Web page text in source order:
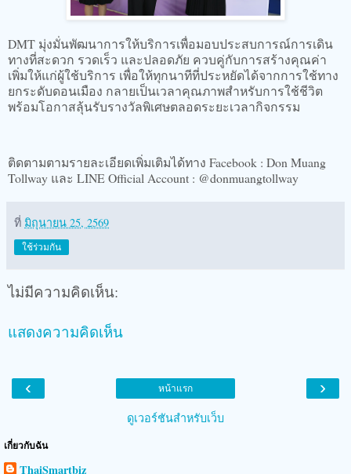
DMT มุ่งมั่นพัฒนาการให้บริการเพื่อมอบประสบการณ์การเดิน
ทางที่สะดวก รวดเร็ว และปลอดภัย ควบคู่กับการสร้างคุณค่า
เพิ่มให้แก่ผู้ใช้บริการ เพื่อให้ทุกนาทีที่ประหยัดได้จากการใช้ทาง
ยกระดับดอนเมือง กลายเป็นเวลาคุณภาพสำหรับการใช้ชีวิต
พร้อมโอกาสลุ้นรับรางวัลพิเศษตลอดระยะเวลากิจกรรม
ติดตามตามรายละเอียดเพิ่มเติมได้ทาง Facebook : Don Muang
Tollway และ LINE Official Account : @donmuangtollway
ที่ มิถุนายน 25, 2569
ใช้ร่วมกัน
ไม่มีความคิดเห็น:
แสดงความคิดเห็น
‹ ›
หน้าแรก
ดูเวอร์ชันสำหรับเว็บ
เกี่ยวกับฉัน
ThaiSmartbiz